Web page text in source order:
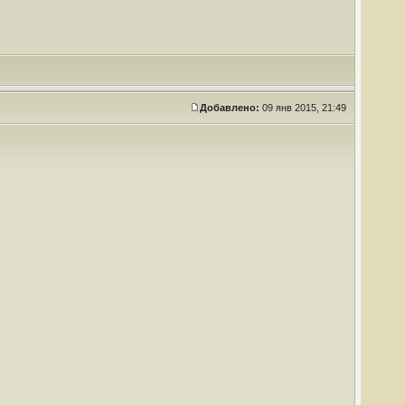
Добавлено: 09 янв 2015, 21:49